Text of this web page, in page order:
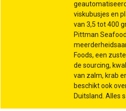
viskubusjes en
van 3,5 tot 400
Pittman
Foods, een
de sourcing,
van zalm, krab
beschikt ook
Duitsland. Alles